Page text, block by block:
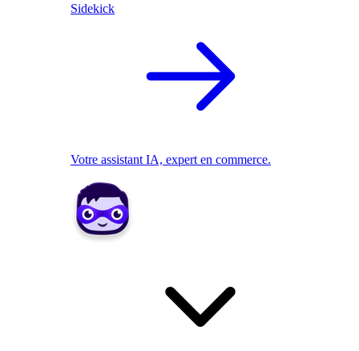
Sidekick
Votre assistant IA, expert en commerce.